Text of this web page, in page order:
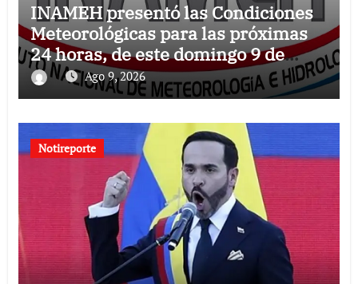
INAMEH presentó las Condiciones
Meteorológicas para las próximas
24 horas, de este domingo 9 de
agosto 2026
Ago 9, 2026
Notireporte